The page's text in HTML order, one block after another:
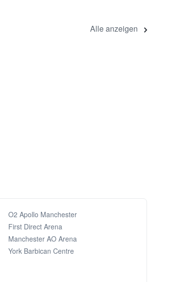
Alle anzeigen
O2 Apollo Manchester
First Direct Arena
Manchester AO Arena
York Barbican Centre